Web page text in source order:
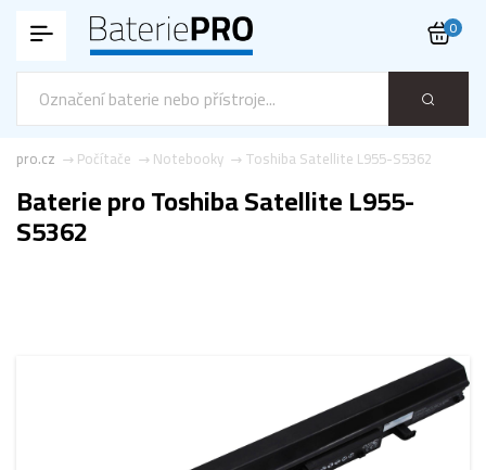
0
Toshiba Satellite L955-S5362
Notebooky
Počítače
pro.cz
Baterie pro Toshiba Satellite L955-
S5362